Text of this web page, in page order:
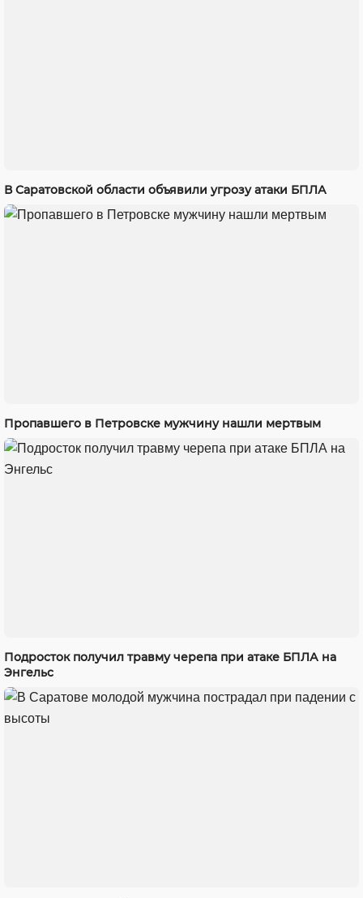
В Саратовской области объявили угрозу атаки БПЛА
Пропавшего в Петровске мужчину нашли мертвым
Подросток получил травму черепа при атаке БПЛА на
Энгельс